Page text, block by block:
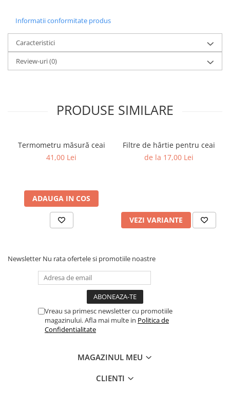
Informatii conformitate produs
Caracteristici
Review-uri(0)
PRODUSE SIMILARE
Termometru măsură ceai
41,00 Lei
ADAUGA IN COS
Filtre de hârtie pentru ceai
de la 17,00 Lei
VEZI VARIANTE
Newsletter Nu rata ofertele si promotiile noastre
Vreau sa primesc newsletter cu promotiile
magazinului. Afla mai multe in Politica de
Confidentialitate
MAGAZINUL MEU
CLIENTI